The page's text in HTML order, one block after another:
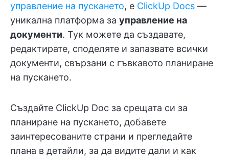
управление на пускането, е ClickUp Docs —
уникална платформа за управление на
документи. Тук можете да създавате,
редактирате, споделяте и запазвате всички
документи, свързани с гъвкавото планиране
на пускането.
Създайте ClickUp Doc за срещата си за
планиране на пускането, добавете
заинтересованите страни и прегледайте
плана в детайли, за да видите дали и как